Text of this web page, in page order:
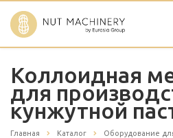
Коллоидная
для
кунжутной
Главная Каталог Оборудование